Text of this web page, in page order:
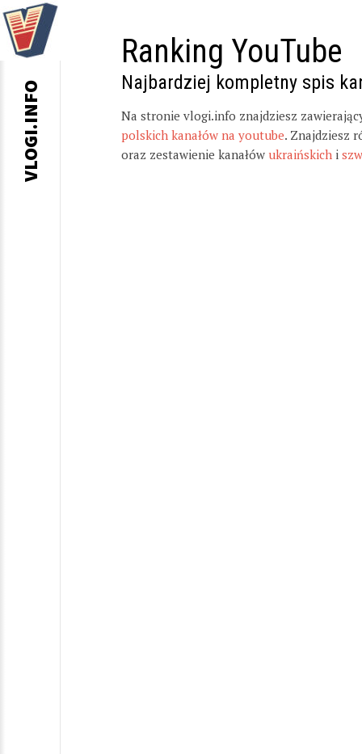
Ranking YouTube
Najbardziej kompletny spis
Na stronie vlogi.info znajdziesz
polskich kanałów na youtube. Znajdziesz
oraz zestawienie kanałów ukraińskich i
VLOGI.INFO